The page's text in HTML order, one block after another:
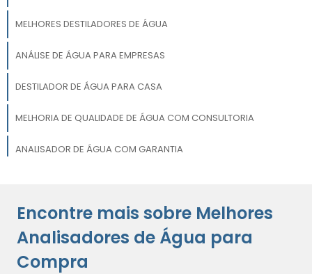
MELHORES DESTILADORES DE ÁGUA
ANÁLISE DE ÁGUA PARA EMPRESAS
DESTILADOR DE ÁGUA PARA CASA
MELHORIA DE QUALIDADE DE ÁGUA COM CONSULTORIA
ANALISADOR DE ÁGUA COM GARANTIA
DESTILADOR DE ÁGUA PARA LABORATÓRIO
Encontre mais sobre Melhores
Analisadores de Água para
Compra